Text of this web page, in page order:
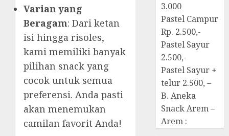
Varian yang
Beragam: Dari ketan
isi hingga risoles,
kami memiliki banyak
pilihan snack yang
cocok untuk semua
preferensi. Anda pasti
akan menemukan
camilan favorit Anda!
3.000
Pastel Campur
Rp. 2.500,-
Pastel Sayur
2.500,-
Pastel Sayur +
telur 2.500, –
B. Aneka
Snack Arem –
Arem :